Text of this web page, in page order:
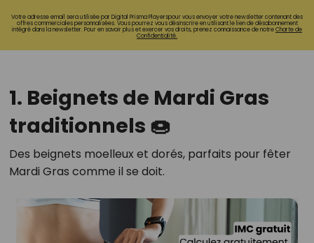
Votre adresse email sera utilisée par Digital Prisma Playerspour vous envoyer votre newsletter contenant des
offres commerciales personnalisées. Vous pourrez vous désinscrire en utilisant le lien de désabonnement
intégré dans la newsletter. Pour en savoir plus et exercer vos droits, prenez connaissance de notreCharte de
Confidentialité.
1. Beignets de Mardi Gras
traditionnels 🍩
Des beignets moelleux et dorés, parfaits pour fêter
Mardi Gras comme il se doit.